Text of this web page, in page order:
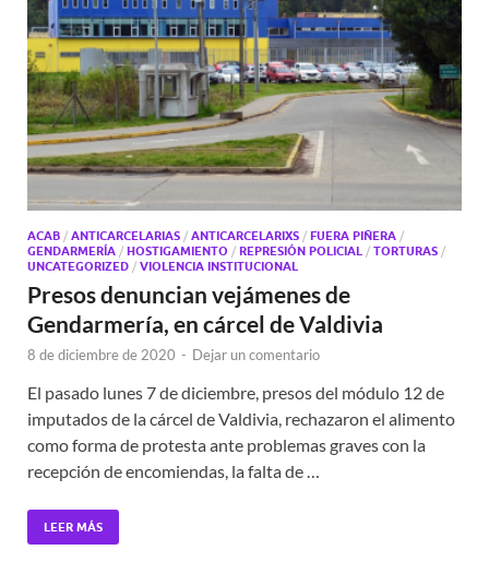
ACAB / ANTICARCELARIAS / ANTICARCELARIXS / FUERA PIÑERA /
GENDARMERÍA / HOSTIGAMIENTO / REPRESIÓN POLICIAL / TORTURAS /
UNCATEGORIZED / VIOLENCIA INSTITUCIONAL
Presos denuncian vejámenes de
Gendarmería, en cárcel de Valdivia
8 de diciembre de 2020 - Dejar un comentario
El pasado lunes 7 de diciembre, presos del módulo 12 de
imputados de la cárcel de Valdivia, rechazaron el alimento
como forma de protesta ante problemas graves con la
recepción de encomiendas, la falta de …
LEER MÁS